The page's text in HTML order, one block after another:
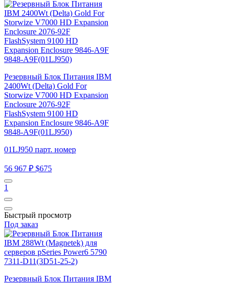
Резервный Блок Питания IBM
2400Wt (Delta) Gold For
Storwize V7000 HD Expansion
Enclosure 2076-92F
FlashSystem 9100 HD
Expansion Enclosure 9846-A9F
9848-A9F(01LJ950)
01LJ950 парт. номер
56 967 ₽ $675
1
Быстрый просмотр
Под заказ
Резервный Блок Питания IBM